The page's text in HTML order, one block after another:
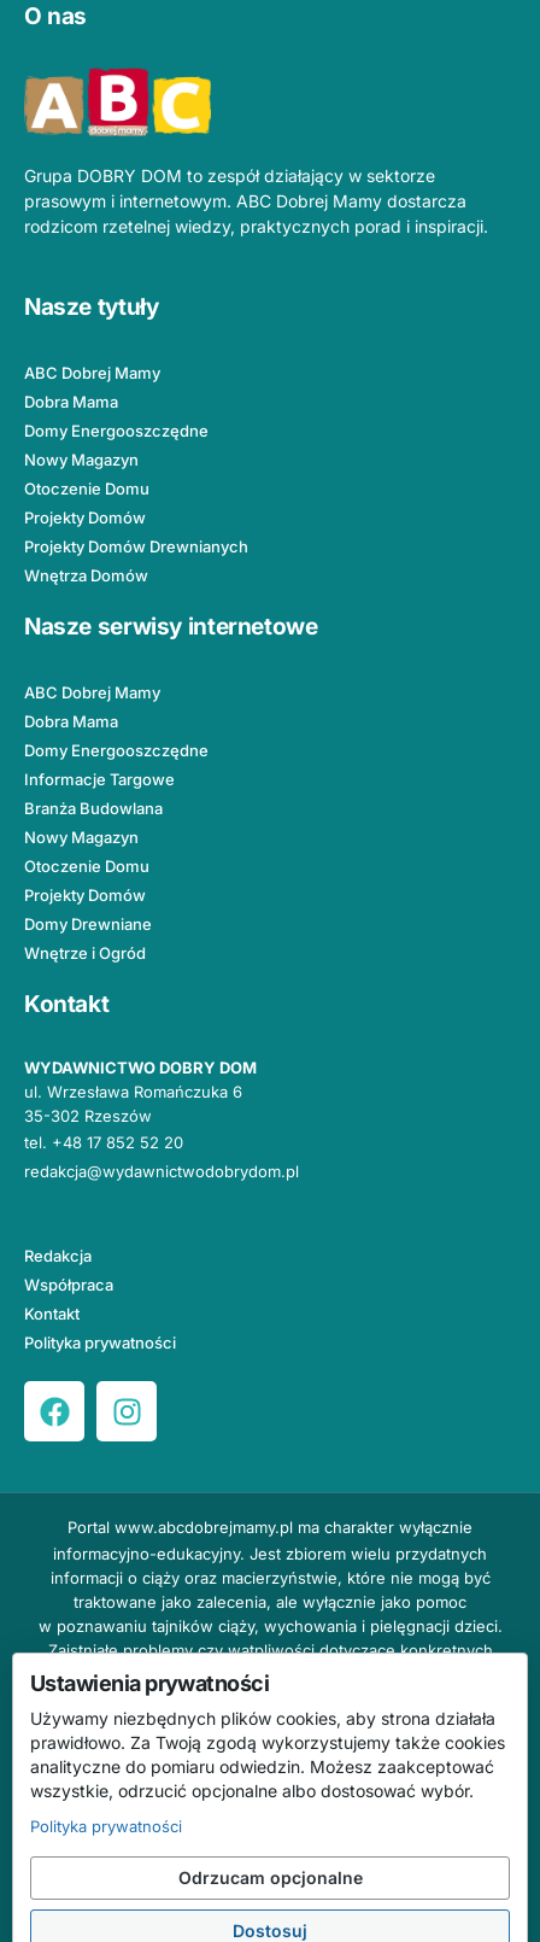
O nas
Grupa DOBRY DOM to zespół działający w sektorze
prasowym i internetowym. ABC Dobrej Mamy dostarcza
rodzicom rzetelnej wiedzy, praktycznych porad i inspiracji.
Nasze tytuły
ABC Dobrej Mamy
Dobra Mama
Domy Energooszczędne
Nowy Magazyn
Otoczenie Domu
Projekty Domów
Projekty Domów Drewnianych
Wnętrza Domów
Nasze serwisy internetowe
ABC Dobrej Mamy
Dobra Mama
Domy Energooszczędne
Informacje Targowe
Branża Budowlana
Nowy Magazyn
Otoczenie Domu
Projekty Domów
Domy Drewniane
Wnętrze i Ogród
Kontakt
WYDAWNICTWO DOBRY DOM
ul. Wrzesława Romańczuka 6
35-302 Rzeszów
tel. +48 17 852 52 20
redakcja@wydawnictwodobrydom.pl
Redakcja
Współpraca
Kontakt
Polityka prywatności
Portal www.abcdobrejmamy.pl ma charakter wyłącznie
informacyjno-edukacyjny. Jest zbiorem wielu przydatnych
informacji o ciąży oraz macierzyństwie, które nie mogą być
traktowane jako zalecenia, ale wyłącznie jako pomoc
w poznawaniu tajników ciąży, wychowania i pielęgnacji dzieci.
Zaistniałe problemy czy wątpliwości dotyczące konkretnych
przypadków należy bezzwłocznie konsultować z prowadzącym
lekarzem ginekologiem lub innym stosownym specjalistą w danej
dziedzinie. DOBRY DOM nie odpowiada za treść reklam,
nie ponosi również żadnych konsekwencji prawnych ani
odpowiedzialności za następstwa mogące wyniknąć na skutek
zastosowania podanych informacji bez wcześniejszej konsultacji
Na stronie abcdobrejmamy.pl mogą występować wpisy
o charakterze reklamowym.
Ustawienia prywatności
Używamy niezbędnych plików cookies, aby strona działała
prawidłowo. Za Twoją zgodą wykorzystujemy także cookies
analityczne do pomiaru odwiedzin. Możesz zaakceptować
wszystkie, odrzucić opcjonalne albo dostosować wybór.
Polityka prywatności
Odrzucam opcjonalne
Dostosuj